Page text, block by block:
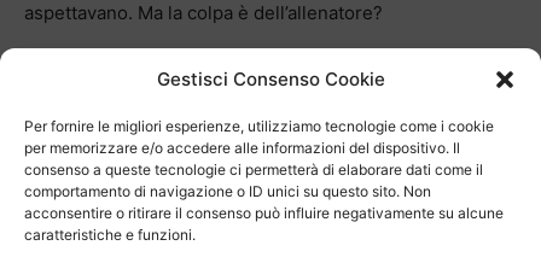
Gestisci Consenso Cookie
Per fornire le migliori esperienze, utilizziamo tecnologie come i cookie
per memorizzare e/o accedere alle informazioni del dispositivo. Il
consenso a queste tecnologie ci permetterà di elaborare dati come il
comportamento di navigazione o ID unici su questo sito. Non
acconsentire o ritirare il consenso può influire negativamente su alcune
caratteristiche e funzioni.
aspettavano. Ma la colpa è dell’allenatore?